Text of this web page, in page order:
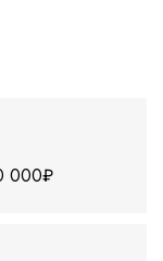
000₽